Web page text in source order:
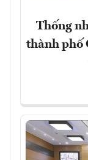
Thống
thành phố